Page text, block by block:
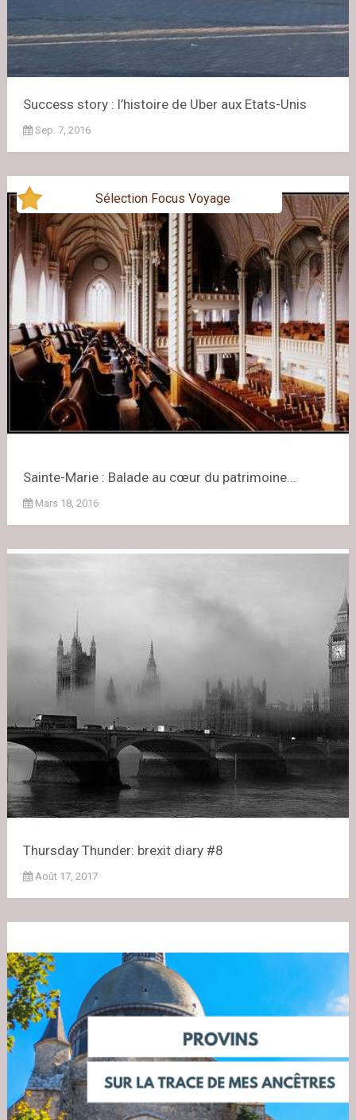
Success story : l’histoire de Uber aux Etats-Unis
Sep. 7, 2016
Sélection Focus Voyage
Sainte-Marie : Balade au cœur du patrimoine...
Mars 18, 2016
Thursday Thunder: brexit diary #8
Août 17, 2017